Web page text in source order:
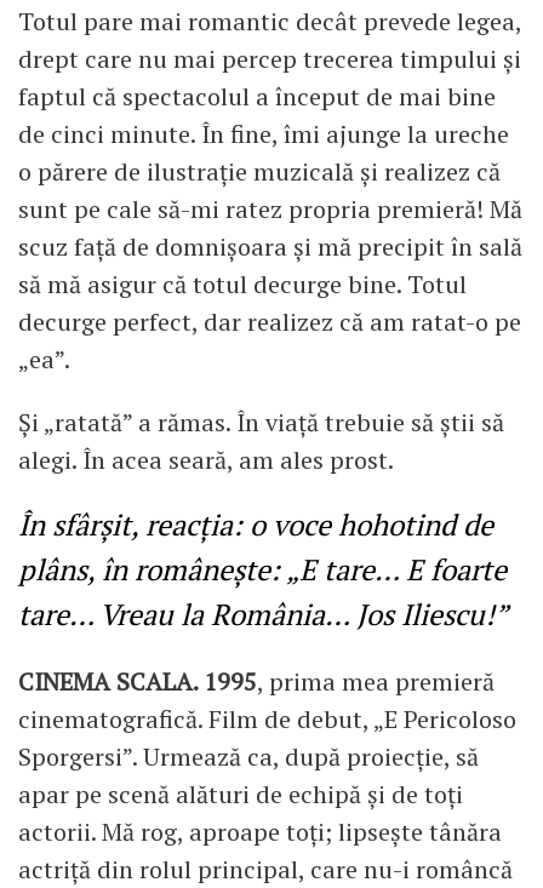
Totul pare mai romantic decât prevede legea,
drept care nu mai percep trecerea timpului și
faptul că spectacolul a început de mai bine
de cinci minute. În fine, îmi ajunge la ureche
o părere de ilustrație muzicală și realizez că
sunt pe cale să-mi ratez propria premieră! Mă
scuz față de domnișoara și mă precipit în sală
să mă asigur că totul decurge bine. Totul
decurge perfect, dar realizez că am ratat-o pe
„ea”.
Și „ratată” a rămas. În viață trebuie să știi să
alegi. În acea seară, am ales prost.
În sfârșit, reacția: o voce hohotind de
plâns, în românește: „E tare… E foarte
tare… Vreau la România… Jos Iliescu!”
CINEMA SCALA. 1995, prima mea premieră
cinematografică. Film de debut, „E Pericoloso
Sporgersi”. Urmează ca, după proiecție, să
apar pe scenă alături de echipă și de toți
actorii. Mă rog, aproape toți; lipsește tânăra
actriță din rolul principal, care nu-i româncă